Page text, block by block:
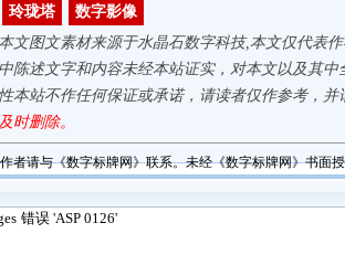
玲珑塔
数字影像
文图文素材来源于水晶石数字科技,本文仅代表
陈述文字和内容未经本站证实，对本文以及其
本站不作任何保证或承诺，请读者仅作参考，并
时删除。
者请与《数字标牌网》联系。未经《数字标牌网》书面